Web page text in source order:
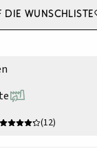
die Wunschliste
(12)